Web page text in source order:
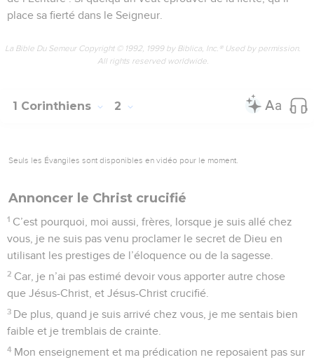
place sa fierté dans le Seigneur.
La Bible Du Semeur Copyright © 1992, 1999 by Biblica, Inc.® Used by permission.
All rights reserved worldwide.
1 Corinthiens 2
Seuls les Évangiles sont disponibles en vidéo pour le moment.
Annoncer le Christ crucifié
1 C’est pourquoi, moi aussi, frères, lorsque je suis allé chez
vous, je ne suis pas venu proclamer le secret de Dieu en
utilisant les prestiges de l’éloquence ou de la sagesse.
2 Car, je n’ai pas estimé devoir vous apporter autre chose
que Jésus-Christ, et Jésus-Christ crucifié.
3 De plus, quand je suis arrivé chez vous, je me sentais bien
faible et je tremblais de crainte.
4 Mon enseignement et ma prédication ne reposaient pas sur